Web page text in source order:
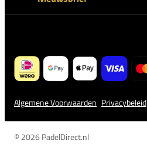
Algemene Voorwaarden Privacybeleid
© 2026 PadelDirect.nl